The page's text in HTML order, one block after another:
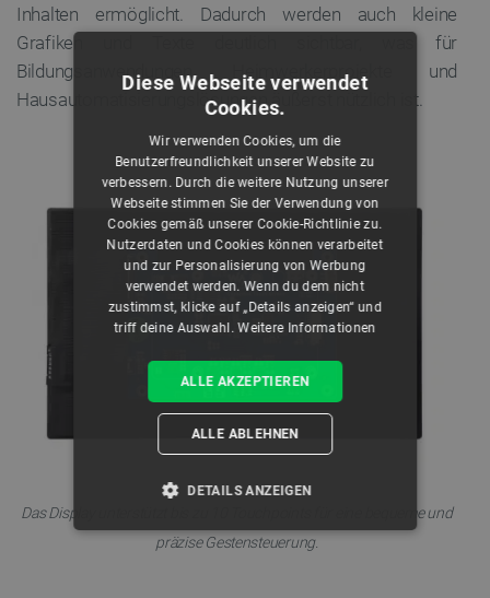
Inhalten ermöglicht. Dadurch werden auch kleine
Grafiken und Texte deutlich sichtbar, was für
Bildungsanwendungen, Heimwerkerprojekte und
Hausautomatisierungslösungen äußerst nützlich ist.
Das Display unterstützt bis zu 10 Touchpoints für eine bequeme und
präzise Gestensteuerung.
Diese Webseite verwendet
Cookies.
Wir verwenden Cookies, um die
Benutzerfreundlichkeit unserer Website zu
verbessern. Durch die weitere Nutzung unserer
Webseite stimmen Sie der Verwendung von
Cookies gemäß unserer Cookie-Richtlinie zu.
Nutzerdaten und Cookies können verarbeitet
und zur Personalisierung von Werbung
verwendet werden. Wenn du dem nicht
zustimmst, klicke auf „Details anzeigen“ und
triff deine Auswahl.Weitere Informationen
ALLE AKZEPTIEREN
ALLE ABLEHNEN
DETAILS ANZEIGEN
UNBEDINGT ERFORDERLICH